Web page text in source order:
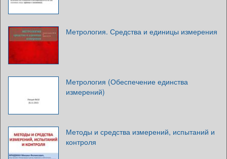
Метрология. Средства и единицы измерения
Метрология (Обеспечение единства
измерений)
Методы и средства измерений, испытаний и
контроля